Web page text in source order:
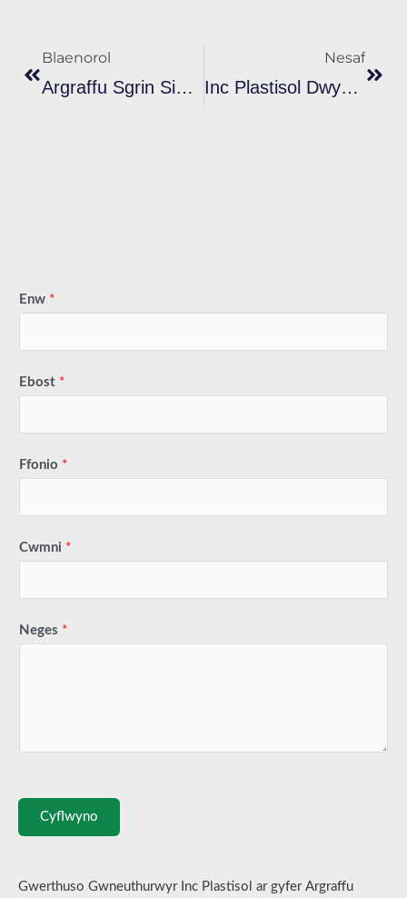
Blaenorol
Argraffu Sgrin Sidan Cost Isel Ar Gyfer DIY: Arbed Arian, Hybu Creadigrwydd A Meistroli'r Grefft
Nesaf
Inc Plastisol Dwysedd Uchel Ar Gyfer Argraffu Tecstilau: Canllaw Hawdd
Enw *
Ebost *
Ffonio *
Cwmni *
Neges *
Cyflwyno
Gwerthuso Gwneuthurwyr Inc Plastisol ar gyfer Argraffu